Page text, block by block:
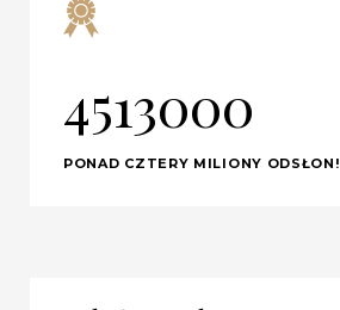
4513000
PONAD CZTERY MILIONY ODSŁON!